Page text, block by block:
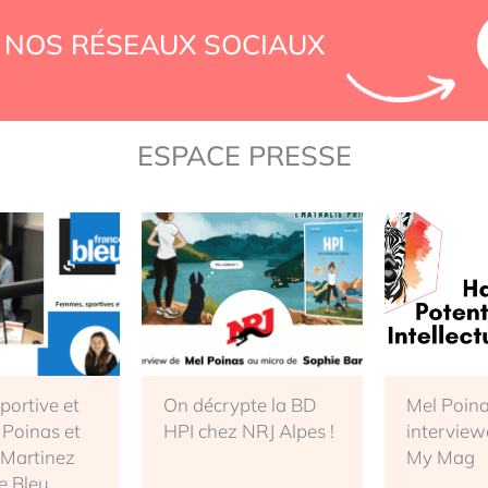
RÉSEAUX SOCIAUX
ESPACE PRESSE
et
Poinas et
Bleu
On décrypte la BD
HPI chez NRJ Alpes !
Mel
My Mag